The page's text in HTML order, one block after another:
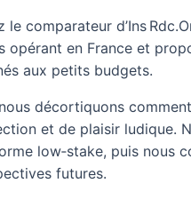
comparateur d’Ins
en France et
aux petits budgets.
décortiquons
et de plaisir ludique.
low‑stake, puis nous
futures.